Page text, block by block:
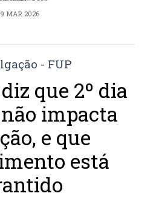
MAR 2026
que 2º dia
impacta
e que
está